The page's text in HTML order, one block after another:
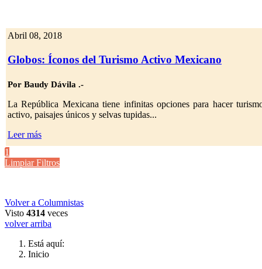
Abril 08, 2018
Globos: Íconos del Turismo Activo Mexicano
Por Baudy Dávila .-
La República Mexicana tiene infinitas opciones para hacer
activo, paisajes únicos y selvas tupidas...
Leer más
1
Limpiar Filtros
Volver a Columnistas
Visto 4314 veces
volver arriba
Está aquí:
Inicio